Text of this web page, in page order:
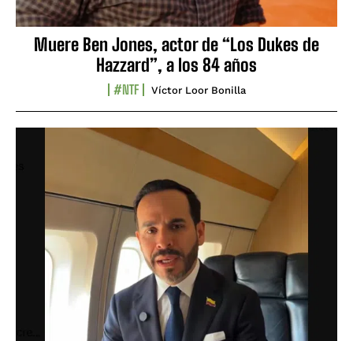
Muere Ben Jones, actor de “Los Dukes de
Hazzard”, a los 84 años
#NTF Víctor Loor Bonilla